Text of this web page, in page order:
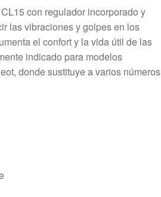
con regulador incorporado y
las vibraciones y golpes en los
el confort y la vida útil de las
indicado para modelos
donde sustituye a varios números